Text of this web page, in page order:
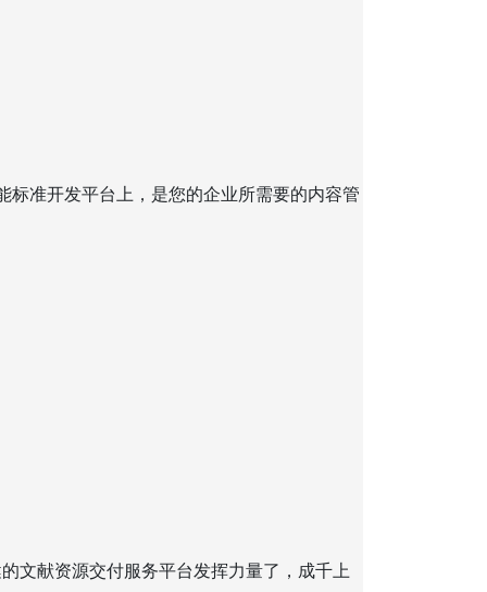
准开发平台上，是您的企业所需要的内容管
文献资源交付服务平台发挥力量了，成千上